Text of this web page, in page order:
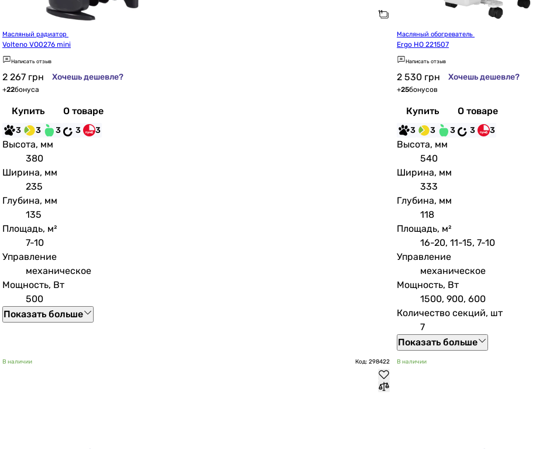
Volteno VO0276 mini
Написать отзыв
2 267 грн Хочешь дешевле?
+22бонуса
Купить О товаре
3 3 3 3 3
Высота, мм
380
Ширина, мм
235
Глубина, мм
135
Площадь, м²
7-10
Управление
механическое
Мощность, Вт
500
Показать больше
Ergo HO 221507
Написать отзыв
2 530 грн Хочешь дешевле?
+25бонусов
Купить О товаре
3 3 3 3 3
Высота, мм
540
Ширина, мм
333
Глубина, мм
118
Площадь, м²
16-20, 11-15, 7-10
Управление
механическое
Мощность, Вт
1500, 900, 600
Количество секций, шт
7
Показать больше
В наличии Код: 298422 В наличии